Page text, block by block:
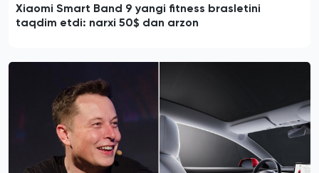
Xiaomi Smart Band 9 yangi fitness brasletini
taqdim etdi: narxi 50$ dan arzon